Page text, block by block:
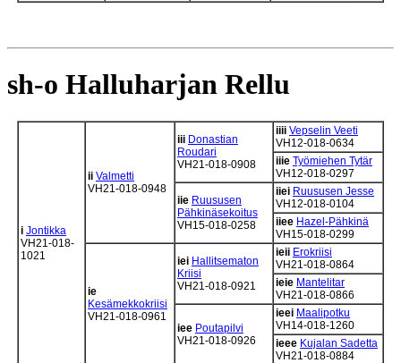
sh-o Halluharjan Rellu
i Jontikka
VH21-018-
1021
ii Valmetti
VH21-018-0948
iii Donastian
Roudari
VH21-018-0908
iiii Vepselin Veeti
VH12-018-0634
iiie Työmiehen Tytär
VH12-018-0297
iie Ruususen
Pähkinäsekoitus
VH15-018-0258
iiei Ruususen Jesse
VH12-018-0104
iiee Hazel-Pähkinä
VH15-018-0299
ie
Kesämekkokriisi
VH21-018-0961
iei Hallitsematon
Kriisi
VH21-018-0921
ieii Erokriisi
VH21-018-0864
ieie Mantelitar
VH21-018-0866
iee Poutapilvi
VH21-018-0926
ieei Maalipotku
VH14-018-1260
ieee Kujalan Sadetta
VH21-018-0884